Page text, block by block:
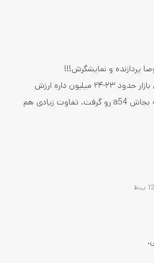
پردازنده و نمایشگرش!!!
ولی خب با قیمتی که الان توی بازار حدود ۲۳-۲۴ میلیون داره ارزش
خریدش رو پایین اورده و میشه بجاش a54 رو گرفت. تفاوت زیادی هم